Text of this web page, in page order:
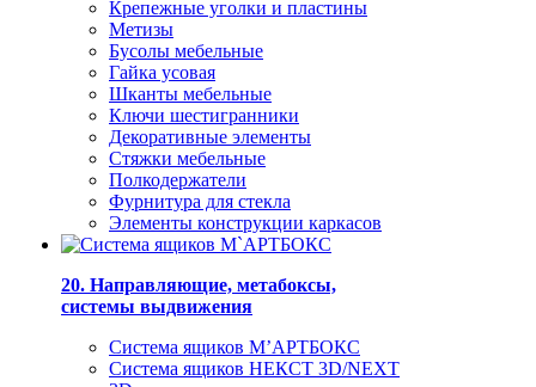
Крепежные уголки и пластины
Метизы
Бусолы мебельные
Гайка усовая
Шканты мебельные
Ключи шестигранники
Декоративные элементы
Стяжки мебельные
Полкодержатели
Фурнитура для стекла
Элементы конструкции каркасов
20. Направляющие, метабоксы,
системы выдвижения
Система ящиков М’АРТБОКС
Система ящиков НЕКСТ 3D/NEXT